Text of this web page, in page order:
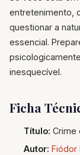
entretenimento,
questionar a
essencial.
inesquecível.
Ficha
Título: Crime
Autor: Fiódor